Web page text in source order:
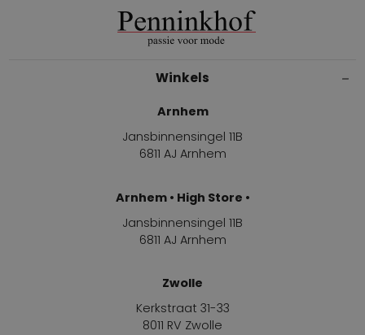
Winkels
Arnhem
Jansbinnensingel 11B
6811 AJ Arnhem
Arnhem • High Store •
Jansbinnensingel 11B
6811 AJ Arnhem
Zwolle
Kerkstraat 31-33
8011 RV Zwolle